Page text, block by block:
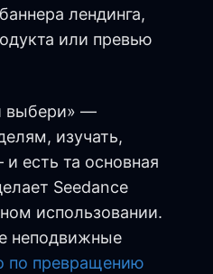
лендинга,
или превью
выбери» —
изучать,
есть та основная
Seedance
использовании.
неподвижные
по превращению